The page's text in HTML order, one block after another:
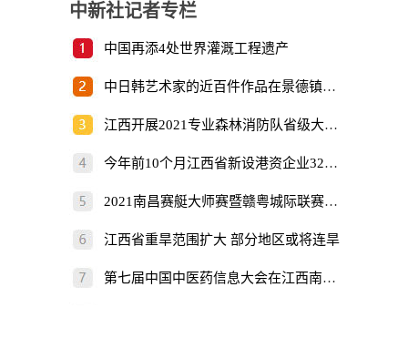
中新社记者专栏
中国再添4处世界灌溉工程遗产
中日韩艺术家的近百件作品在景德镇展出
江西开展2021专业森林消防队省级大比武
今年前10个月江西省新设港资企业325家
2021南昌赛艇大师赛暨赣粤城际联赛开赛
江西省重旱范围扩大 部分地区或将连旱
第七届中国中医药信息大会在江西南昌开幕